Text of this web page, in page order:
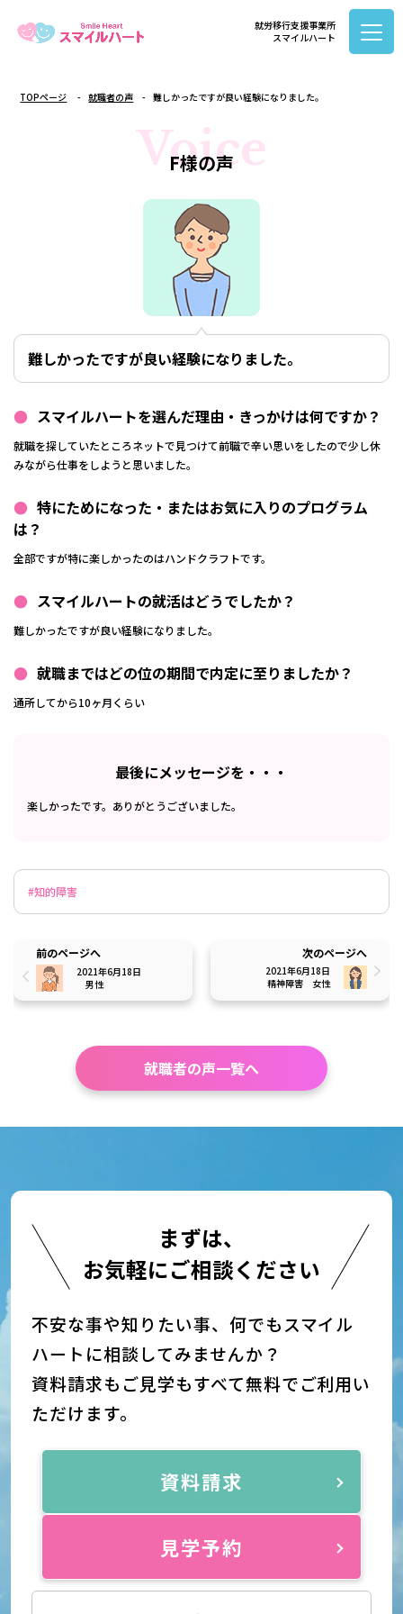
就労移行支援事業所
スマイルハート
TOPページ 就職者の声 難しかったですが良い経験になりました。
F様の声
Voice
難しかったですが良い経験になりました。
スマイルハートを選んだ理由・きっかけは何ですか？
就職を探していたところネットで見つけて前職で辛い思いをしたので少し休
みながら仕事をしようと思いました。
特にためになった・またはお気に入りのプログラム
は？
全部ですが特に楽しかったのはハンドクラフトです。
スマイルハートの就活はどうでしたか？
難しかったですが良い経験になりました。
就職まではどの位の期間で内定に至りましたか？
通所してから10ヶ月くらい
最後にメッセージを・・・
楽しかったです。ありがとうございました。
#知的障害
前のページへ
2021年6月18日
男性
次のページへ
2021年6月18日
精神障害
女性
就職者の声一覧へ
まずは、
お気軽にご相談ください
不安な事や知りたい事、何でもスマイル
ハートに相談してみませんか？
資料請求もご見学もすべて無料でご利用い
ただけます。
資料請求
見学予約